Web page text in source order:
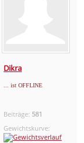
Dikra
... ist OFFLINE
Beiträge: 581
Gewichtskurve: